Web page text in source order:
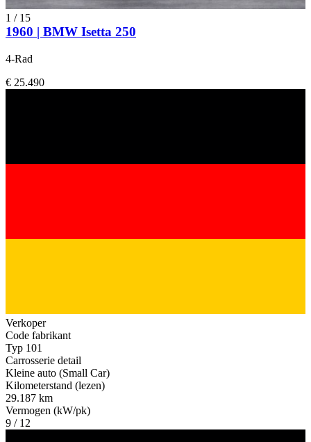
1 / 15
1960 | BMW Isetta 250
4-Rad
€ 25.490
Verkoper
Code fabrikant
Typ 101
Carrosserie detail
Kleine auto (Small Car)
Kilometerstand (lezen)
29.187 km
Vermogen (kW/pk)
9 / 12